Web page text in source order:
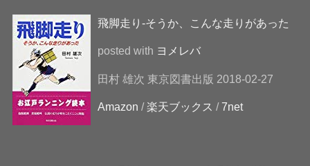
飛脚走り-そうか、こんな走りがあった
posted with ヨメレバ
田村 雄次 東京図書出版 2018-02-27
Amazon /楽天ブックス /7net